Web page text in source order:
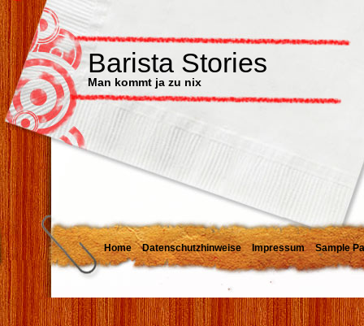
Barista Stories
Man kommt ja zu nix
Home Datenschutzhinweise Impressum Sample